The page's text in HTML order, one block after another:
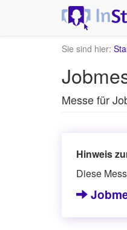
Sie sind hier:
Messe für
Hinweis
Diese